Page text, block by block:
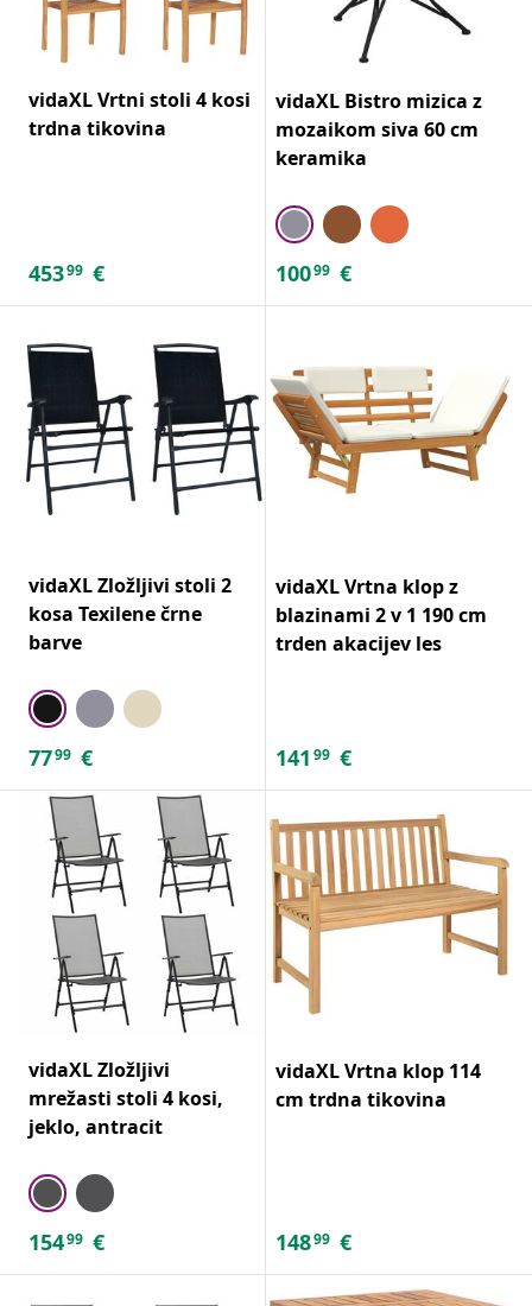
vidaXL Vrtni stoli 4 kosi
trdna tikovina
45399 €
vidaXL Bistro mizica z
mozaikom siva 60 cm
keramika
10099 €
vidaXL Zložljivi stoli 2
kosa Texilene črne
barve
7799 €
vidaXL Vrtna klop z
blazinami 2 v 1 190 cm
trden akacijev les
141 99 €
vidaXL Zložljivi
mrežasti stoli 4 kosi,
jeklo, antracit
15499 €
vidaXL Vrtna klop 114
cm trdna tikovina
14899 €